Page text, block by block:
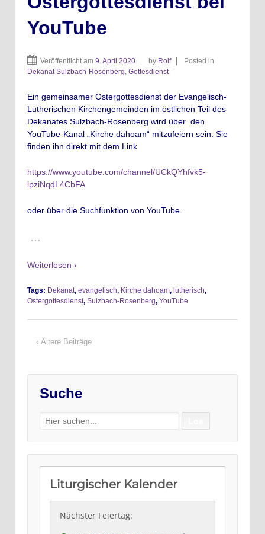
YouTube
Veröffentlicht am 9. April 2020 by Rolf
Posted in
Dekanat Sulzbach-Rosenberg, Gottesdienst
Ein gemeinsamer Ostergottesdienst der Evangelisch-
Lutherischen Kirchengemeinden im östlichen Teil des
Dekanates Sulzbach-Rosenberg wird über den
YouTube-Kanal „Kirche dahoam“ mitzufeiern sein. Sie
finden ihn direkt mit dem Link
https://www.youtube.com/channel/UCkQYhfvk5-
lpziNqdL4CbFA
oder über die Suchfunktion von YouTube.
…
Weiterlesen ›
Tags: Dekanat, evangelisch, Kirche dahoam, lutherisch,
Ostergottesdienst, Sulzbach-Rosenberg, YouTube
‹ Ältere Beiträge
Suche
Search